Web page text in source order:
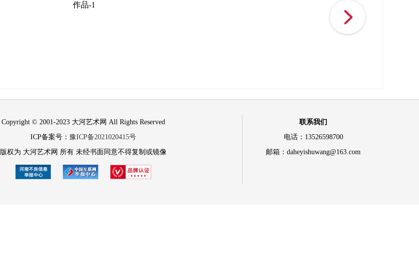
作品-1
Copyright © 2001-2023 大河艺术网 All Rights Reserved
ICP备案号： 豫ICP备2021020415号
版权为 大河艺术网 所有 未经书面同意不得复制或镜像
联系我们
电话：13526598700
邮箱：daheyishuwang@163.com